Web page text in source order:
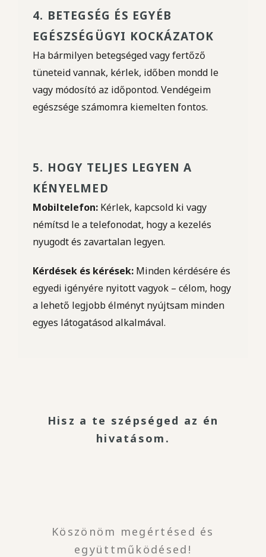
4. BETEGSÉG ÉS EGYÉB
EGÉSZSÉGÜGYI KOCKÁZATOK
Ha bármilyen betegséged vagy fertőző
tüneteid vannak, kérlek, időben mondd le
vagy módosító az időpontod. Vendégeim
egészsége számomra kiemelten fontos.
5. HOGY TELJES LEGYEN A
KÉNYELMED
Mobiltelefon: Kérlek, kapcsold ki vagy
némítsd le a telefonodat, hogy a kezelés
nyugodt és zavartalan legyen.
Kérdések és kérések: Minden kérdésére és
egyedi igényére nyitott vagyok – célom, hogy
a lehető legjobb élményt nyújtsam minden
egyes látogatásod alkalmával.
Hisz a te szépséged az én
hivatásom.
Köszönöm megértésed és
együttműködésed!